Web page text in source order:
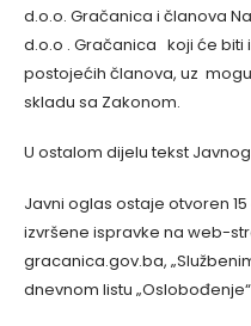
d.o.o. Gračanica i članova
d.o.o . Gračanica koji će
postojećih članova, uz
skladu sa Zakonom.
U ostalom dijelu tekst
Javni oglas ostaje otvoren
izvršene ispravke na web-
gracanica.gov.ba,
dnevnom listu